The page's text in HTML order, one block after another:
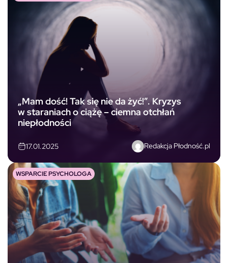
„Mam dość! Tak się nie da żyć!”. Kryzys
w staraniach o ciążę – ciemna otchłań
niepłodności
17.01.2025 Redakcja Płodność.pl
WSPARCIE PSYCHOLOGA